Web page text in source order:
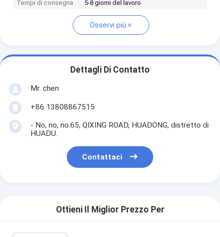
Tempi di consegna 5-8 giorni del lavoro
Osservi più
Dettagli Di Contatto
Mr. chen
+86 13808867515
- No, no, no.65, QIXING ROAD, HUADONG, distretto di
HUADU.
Contattaci
Ottieni Il Miglior Prezzo Per